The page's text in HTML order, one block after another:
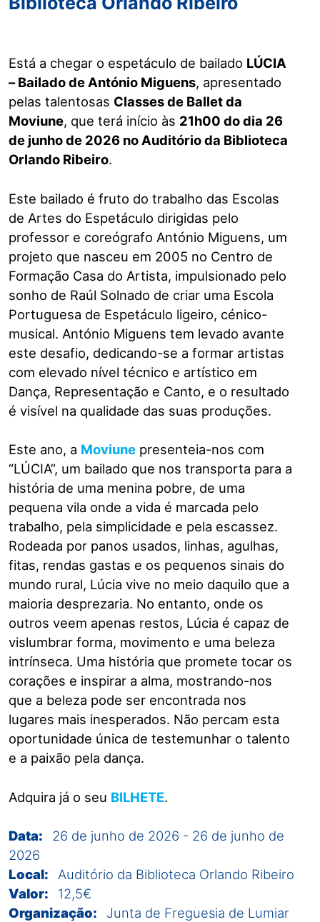
Está a chegar o espetáculo de bailado LÚCIA
– Bailado de António Miguens, apresentado
pelas talentosas Classes de Ballet da
Moviune, que terá início às 21h00 do dia 26
de junho de 2026 no Auditório da Biblioteca
Orlando Ribeiro.
Este bailado é fruto do trabalho das Escolas
de Artes do Espetáculo dirigidas pelo
professor e coreógrafo António Miguens, um
projeto que nasceu em 2005 no Centro de
Formação Casa do Artista, impulsionado pelo
sonho de Raúl Solnado de criar uma Escola
Portuguesa de Espetáculo ligeiro, cénico-
musical. António Miguens tem levado avante
este desafio, dedicando-se a formar artistas
com elevado nível técnico e artístico em
Dança, Representação e Canto, e o resultado
é visível na qualidade das suas produções.
Este ano, a Moviune presenteia-nos com
“LÚCIA”, um bailado que nos transporta para a
história de uma menina pobre, de uma
pequena vila onde a vida é marcada pelo
trabalho, pela simplicidade e pela escassez.
Rodeada por panos usados, linhas, agulhas,
fitas, rendas gastas e os pequenos sinais do
mundo rural, Lúcia vive no meio daquilo que a
maioria desprezaria. No entanto, onde os
outros veem apenas restos, Lúcia é capaz de
vislumbrar forma, movimento e uma beleza
intrínseca. Uma história que promete tocar os
corações e inspirar a alma, mostrando-nos
que a beleza pode ser encontrada nos
lugares mais inesperados. Não percam esta
oportunidade única de testemunhar o talento
e a paixão pela dança.
Adquira já o seu BILHETE.
Data: 26 de junho de 2026 - 26 de junho de
2026
Local:
Auditório da Biblioteca Orlando Ribeiro
Valor:
12,5€
Organização:
Junta de Freguesia de Lumiar